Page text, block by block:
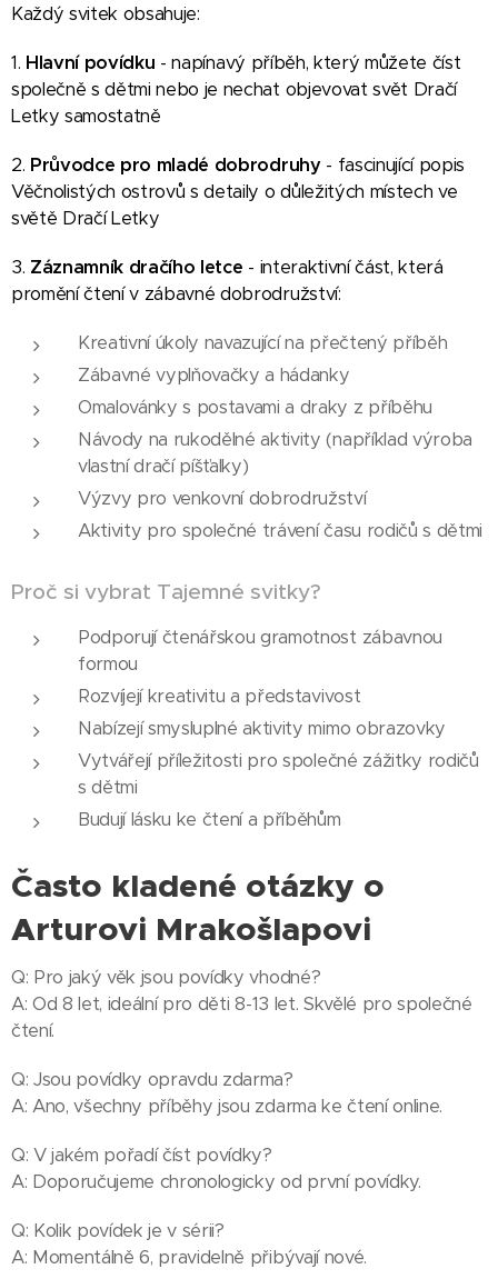
Každý svitek obsahuje:
1. Hlavní povídku - napínavý příběh, který můžete číst
společně s dětmi nebo je nechat objevovat svět Dračí
Letky samostatně
2. Průvodce pro mladé dobrodruhy- fascinující popis
Věčnolistých ostrovů s detaily o důležitých místech ve
světě Dračí Letky
3. Záznamník dračího letce - interaktivní část, která
promění čtení v zábavné dobrodružství:
Kreativní úkoly navazující na přečtený příběh
Zábavné vyplňovačky a hádanky
Omalovánky s postavami a draky z příběhu
Návody na rukodělné aktivity (například výroba
vlastní dračí píšťalky)
Výzvy pro venkovní dobrodružství
Aktivity pro společné trávení času rodičů s dětmi
Proč si vybrat Tajemné svitky?
Podporují čtenářskou gramotnost zábavnou
formou
Rozvíjejí kreativitu a představivost
Nabízejí smysluplné aktivity mimo obrazovky
Vytvářejí příležitosti pro společné zážitky rodičů
s dětmi
Budují lásku ke čtení a příběhům
Často kladené otázky o
Arturovi Mrakošlapovi
Q: Pro jaký věk jsou povídky vhodné?
A: Od 8 let, ideální pro děti 8-13 let. Skvělé pro společné
čtení.
Q: Jsou povídky opravdu zdarma?
A: Ano, všechny příběhy jsou zdarma ke čtení online.
Q: V jakém pořadí číst povídky?
A: Doporučujeme chronologicky od první povídky.
Q: Kolik povídek je v sérii?
A: Momentálně 6, pravidelně přibývají nové.